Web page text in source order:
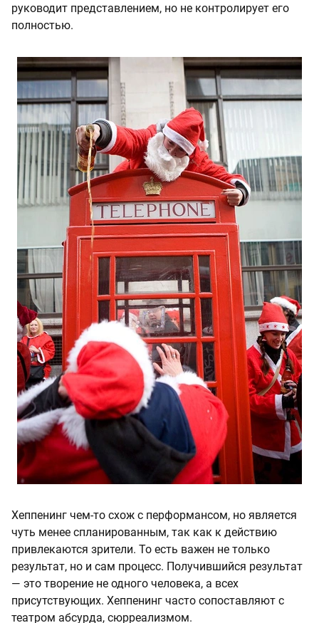
руководит представлением, но не контролирует его
полностью.
Хеппенинг чем-то схож с перформансом, но является
чуть менее спланированным, так как к действию
привлекаются зрители. То есть важен не только
результат, но и сам процесс. Получившийся результат
— это творение не одного человека, а всех
присутствующих. Хеппенинг часто сопоставляют с
театром абсурда, сюрреализмом.